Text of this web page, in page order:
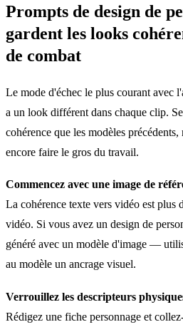
Prompts de design de
gardent les looks
de combat
Le mode d'échec le plus courant avec
a un look différent dans chaque clip.
cohérence que les modèles
encore faire le gros du travail.
Commencez avec une image de
La cohérence texte vers vidéo est plus
vidéo. Si vous avez un design de
généré avec un modèle d'image —
au modèle un ancrage visuel.
Verrouillez les descripteurs
Rédigez une fiche personnage et